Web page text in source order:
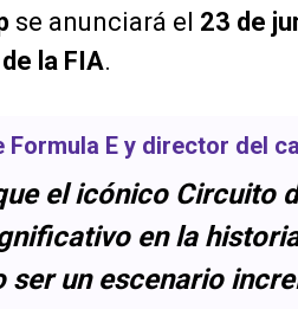
se anunciará el 23 de
la FIA.
E y director del
el icónico Circuito
en la
un escenario